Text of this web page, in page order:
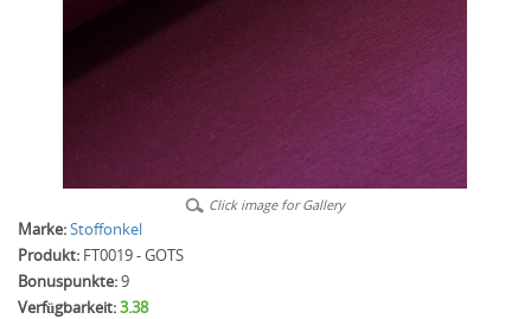
Click image for Gallery
Marke:Stoffonkel
Produkt: FT0019 - GOTS
Bonuspunkte:9
Verfügbarkeit:3.38